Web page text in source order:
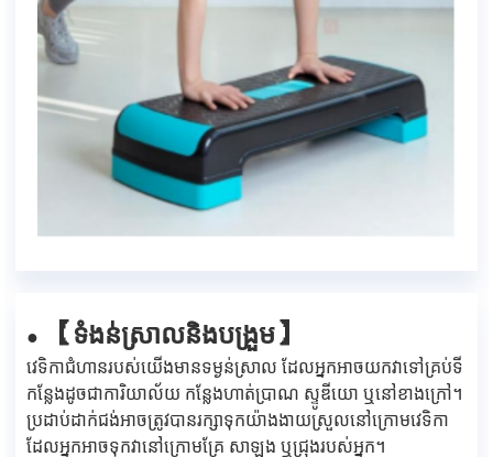
● 【 ទំងន់ស្រាលនិងបង្រួម 】
វេទិកាជំហានរបស់យើងមានទម្ងន់ស្រាល ដែលអ្នកអាចយកវាទៅគ្រប់ទី
កន្លែងដូចជាការិយាល័យ កន្លែងហាត់ប្រាណ ស្ទូឌីយោ ឬនៅខាងក្រៅ។
ប្រដាប់ដាក់ជង់អាចត្រូវបានរក្សាទុកយ៉ាងងាយស្រួលនៅក្រោមវេទិកា
ដែលអ្នកអាចទុកវានៅក្រោមគ្រែ សាឡុង ឬជ្រុងរបស់អ្នក។